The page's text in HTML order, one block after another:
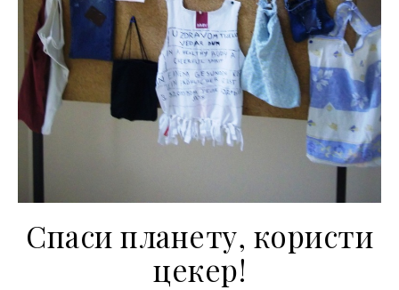
Спаси планету, користи
цекер!